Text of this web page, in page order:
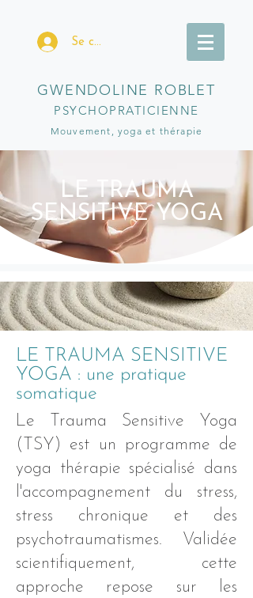
Se connecter
GWENDOLINE ROBLET
PSYCHOPRATICIENNE
Mouvement, yoga et thérapie
LE TRAUMA
SENSITIVE YOGA
LE TRAUMA SENSITIVE
YOGA : une pratique
somatique
Le Trauma Sensitive Yoga
(TSY) est un programme de
yoga thérapie spécialisé dans
l'accompagnement du stress,
stress chronique et des
psychotraumatismes. Validée
scientifiquement, cette
approche repose sur les